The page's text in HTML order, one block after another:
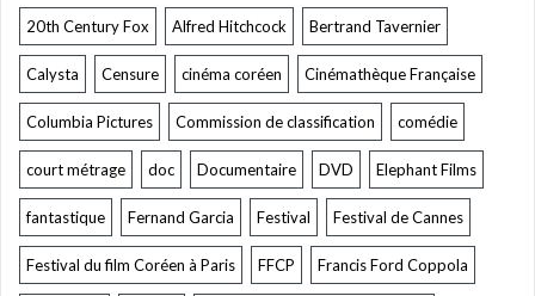
20th Century Fox Alfred Hitchcock Bertrand Tavernier
Calysta Censure cinéma coréen Cinémathèque Française
Columbia Pictures Commission de classification comédie
court métrage doc Documentaire DVD Elephant Films
fantastique Fernand Garcia Festival Festival de Cannes
Festival du film Coréen à Paris FFCP Francis Ford Coppola